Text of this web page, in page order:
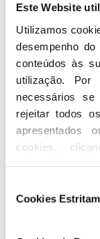
Este Website
Utilizamos
desempenho
conteúdos às
utilização. Por
necessários
rejeitar todos
apresentados
cookies,
deCookies
à data.
De 2003 a
Noroeste
Foi Presidente
2005 a 2013,
então, sido o
ocupou o
Metropolitana
Em 2017,
Democrata